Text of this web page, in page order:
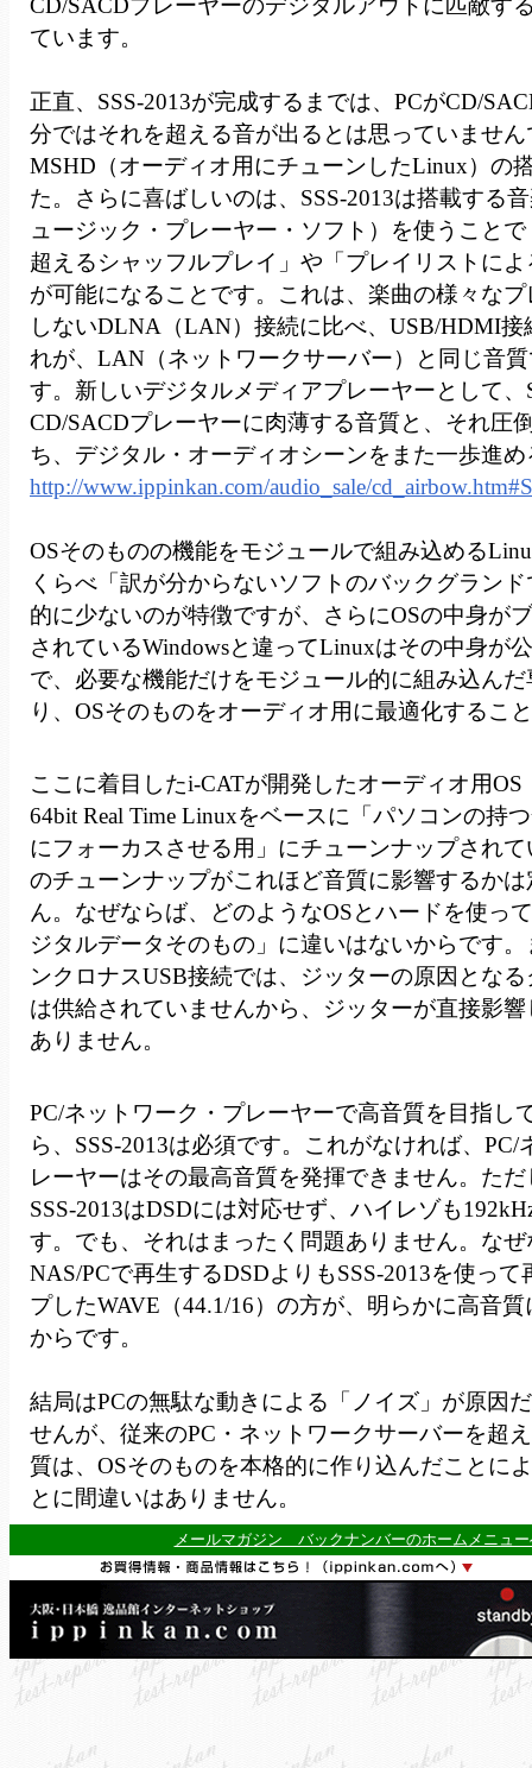
CD/SACDプレーヤーのデジタルアウトに匹敵す
ています。
正直、SSS-2013が完成するまでは、PCがCD/
分ではそれを超える音が出るとは思っていませ
MSHD（オーディオ用にチューンしたLinux）の
た。さらに喜ばしいのは、SSS-2013は搭載する
ュージック・プレーヤー・ソフト）を使うこと
超えるシャッフルプレイ」や「プレイリストに
が可能になることです。これは、楽曲の様々な
しないDLNA（LAN）接続に比べ、USB/HDMI接
れが、LAN（ネットワークサーバー）と同じ音
す。新しいデジタルメディアプレーヤーとして、
CD/SACDプレーヤーに肉薄する音質と、それ圧
ち、デジタル・オーディオシーンをまた一歩進
http://www.ippinkan.com/audio_sale/
OSそのものの機能をモジュールで組み込める
くらべ「訳が分からないソフトのバックグラン
的に少ないのが特徴ですが、さらにOSの中身が
されているWindowsと違ってLinuxはその中身が
で、必要な機能だけをモジュール的に組み込ん
り、OSそのものをオーディオ用に最適化するこ
ここに着目したi-CATが開発したオーディオ用OS
64bit Real Time Linuxをベースに「パソコンの持
にフォーカスさせる用」にチューンナップされ
のチューンナップがこれほど音質に影響するか
ん。なぜならば、どのようなOSとハードを使っ
ジタルデータそのもの」に違いはないからです
ンクロナスUSB接続では、ジッターの原因とな
は供給されていませんから、ジッターが直接影
ありません。
PC/ネットワーク・プレーヤーで高音質を目指し
ら、SSS-2013は必須です。これがなければ、PC/
レーヤーはその最高音質を発揮できません。た
SSS-2013はDSDには対応せず、ハイレゾも
す。でも、それはまったく問題ありません。な
NAS/PCで再生するDSDよりもSSS-2013を使っ
プしたWAVE（44.1/16）の方が、明らかに高音
からです。
結局はPCの無駄な動きによる「ノイズ」が原因
せんが、従来のPC・ネットワークサーバーを超
質は、OSそのものを本格的に作り込んだことに
とに間違いはありません。
メールマガジン バックナンバーのホームメニュー